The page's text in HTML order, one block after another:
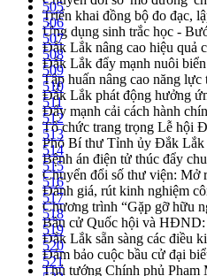
Triển khai đồng bộ đo đạc,
Ứng dụng sinh trắc học -
Đắk Lắk nâng cao hiệu quả
Đắk Lắk đẩy mạnh nuôi
Tập huấn nâng cao năng
Đắk Lắk phát động hưởng
Đẩy mạnh cải cách hành
Tổ chức trang trọng Lễ hội
Phó Bí thư Tỉnh ủy Đắk
Bệnh án điện tử thúc đẩy
Chuyển đổi số thư viện: Mở
Đánh giá, rút kinh nghiệm
Chương trình “Gặp gỡ hữu
Bầu cử Quốc hội và
Đắk Lắk sẵn sàng các điều
Đảm bảo cuộc bầu cử đại
Thủ tướng Chính phủ Phạm
505
506
507
508
509
510
511
512
513
514
515
516
517
518
519
520
521